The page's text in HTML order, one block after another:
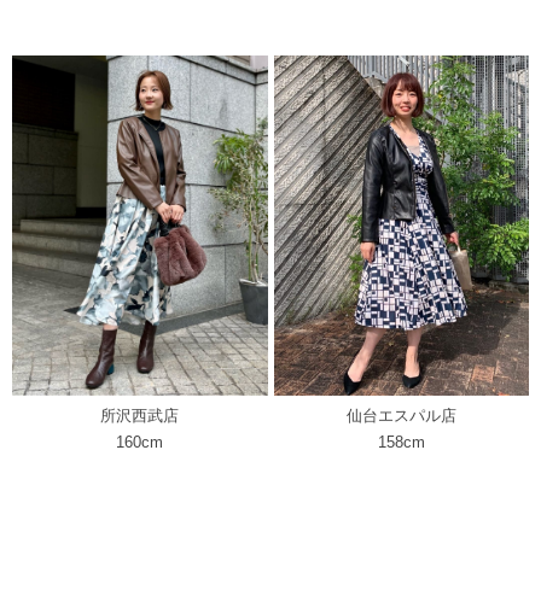
所沢西武店
160cm
仙台エスパル店
158cm